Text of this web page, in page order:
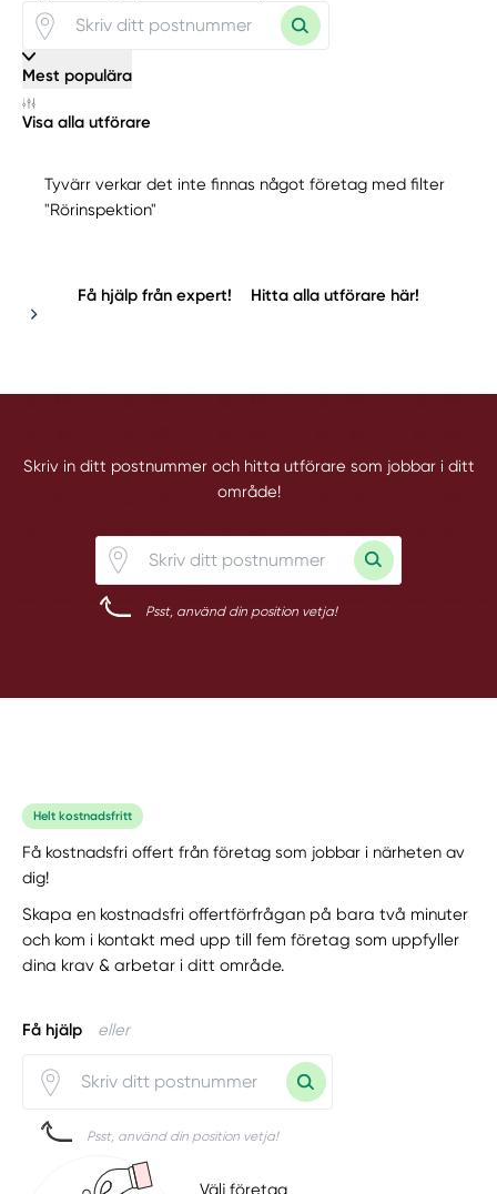
Mest populära
Visa alla utförare
Tyvärr verkar det inte finnas något företag med filter
"Rörinspektion"
Få hjälp från expert! Hitta alla utförare här!
Skriv in ditt postnummer och hitta utförare som jobbar i ditt
område!
Psst, använd din position vetja!
Helt kostnadsfritt
Få kostnadsfri offert från företag som jobbar i närheten av
dig!
Skapa en kostnadsfri offertförfrågan på bara två minuter
och kom i kontakt med upp till fem företag som uppfyller
dina krav & arbetar i ditt område.
Få hjälp eller
Psst, använd din position vetja!
Välj företag